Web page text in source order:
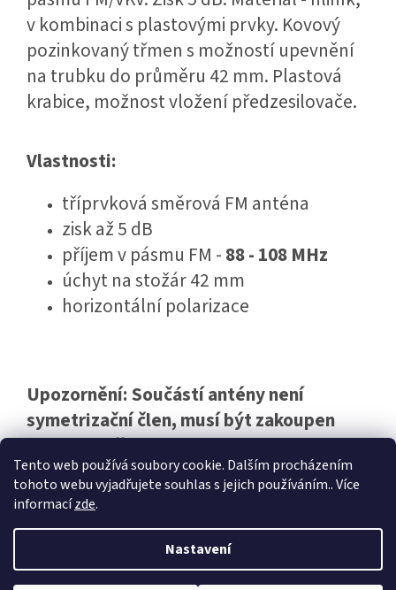
Tento web používá soubory cookie. Dalším procházením
tohoto webu vyjadřujete souhlas s jejich používáním.. Více
informacízde.
Nastavení
v kombinaci s plastovými prvky. Kovový
pozinkovaný třmen s možností upevnění
na trubku do průměru 42 mm. Plastová
krabice, možnost vložení předzesilovače.
Vlastnosti:
tříprvková směrová FM anténa
zisk až 5 dB
příjem v pásmu FM -88 - 108 MHz
úchyt na stožár 42 mm
horizontální polarizace
Upozornění: Součástí antény není
symetrizační člen, musí být zakoupen
samostatně
Vytvořil Shoptet